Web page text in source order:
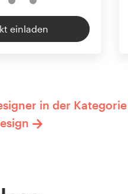
einladen
in der Kategorie